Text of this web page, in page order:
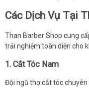
Các Dịch Vụ Tại
Than Barber Shop cung
trải nghiệm toàn diện cho
1. Cắt Tóc Nam
Đội ngũ thợ cắt tóc